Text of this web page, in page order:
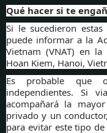
Qué hacer si te
Si le sucedieron
puede informar a la
Vietnam (VNAT) en
Hoan Kiem, Hanoi,
Es probable que
independientes. Si
acompañará la
privado y un
para evitar este tipo